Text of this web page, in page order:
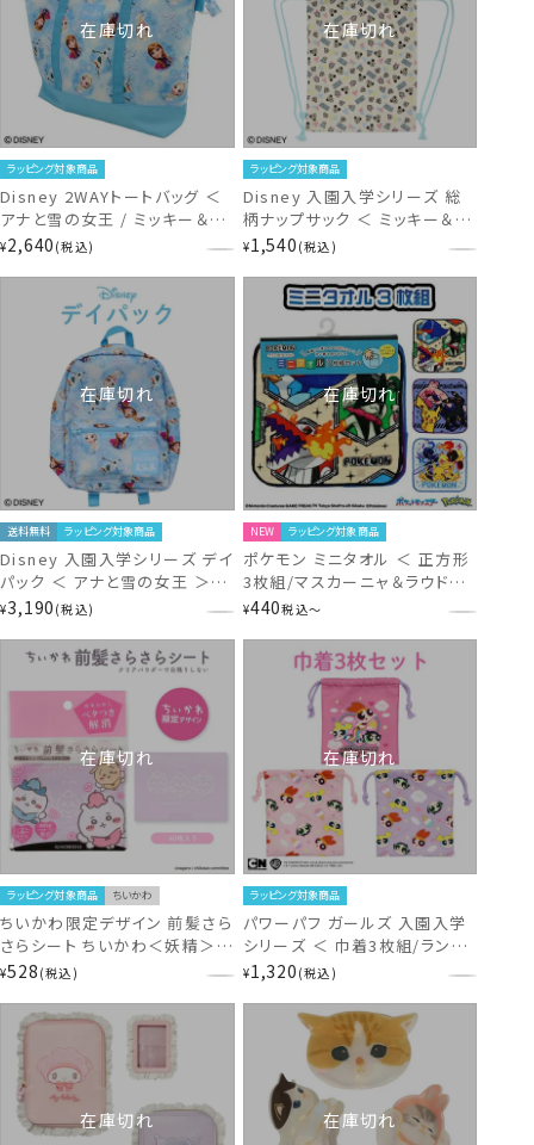
在庫切れ
ラッピング対象商品
Disney 2WAYトートバッグ ＜
アナと雪の女王 / ミッキー＆フ
レンズ ＞ 入園入学シリーズ デ
¥2,640 税込
在庫切れ
ラッピング対象商品
Disney 入園入学シリーズ 総
柄ナップサック ＜ ミッキー＆フ
レンズ ＞ DN43721
¥1,540 税込
在庫切れ
送料無料 ラッピング対象商品
Disney 入園入学シリーズ デイ
パック ＜ アナと雪の女王 ＞
DN43729
¥3,190 税込
在庫切れ
NEW ラッピング対象商品
ポケモン ミニタオル ＜ 正方形
3枚組/マスカーニャ＆ラウドボ
ーン＆ウェーニバル ＞ 粧美堂
¥440税込〜
在庫切れ
ラッピング対象商品 ちいかわ
ちいかわ限定デザイン 前髪さら
さらシート ちいかわ＜妖精＞
CW74479 ちいかわ ヘアシリー
¥528 税込
在庫切れ
ラッピング対象商品
パワーパフ ガールズ 入園入学
シリーズ ＜ 巾着3枚組/ランチ
クロス3枚組 ＞ The
SHOBIDO
¥1,320 税込
在庫切れ 在庫切れ